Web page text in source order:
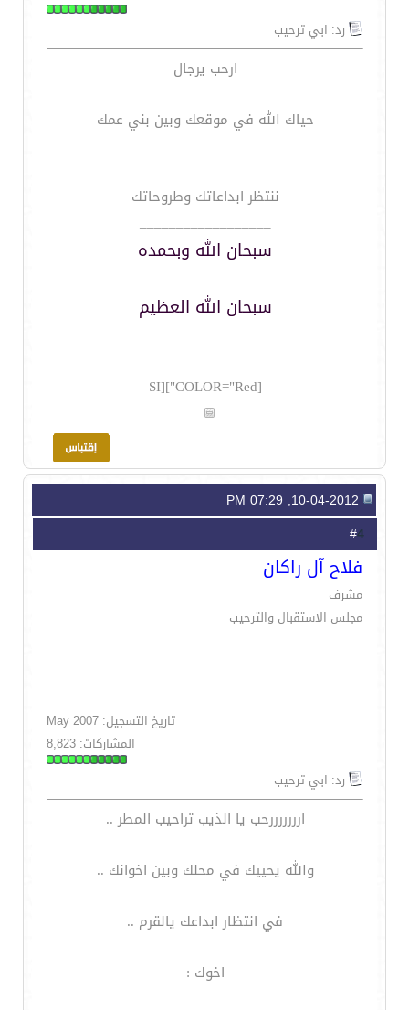
رد: ابي ترحيب
ارحب يرجال
حياك الله في موقعك وبين بني عمك
ننتظر ابداعاتك وطروحاتك
__________________
سبحان الله وبحمده
سبحان الله العظيم
[COLOR="Red"][SI
4
فلاح آل راكان
مشرف
مجلس الاستقبال والترحيب
تاريخ التسجيل: May 2007
المشاركات: 8,823
رد: ابي ترحيب
ارررررررحب يا الذيب تراحيب المطر ..
والله يحييك في محلك وبين اخوانك ..
في انتظار ابداعك يالقرم ..
اخوك :